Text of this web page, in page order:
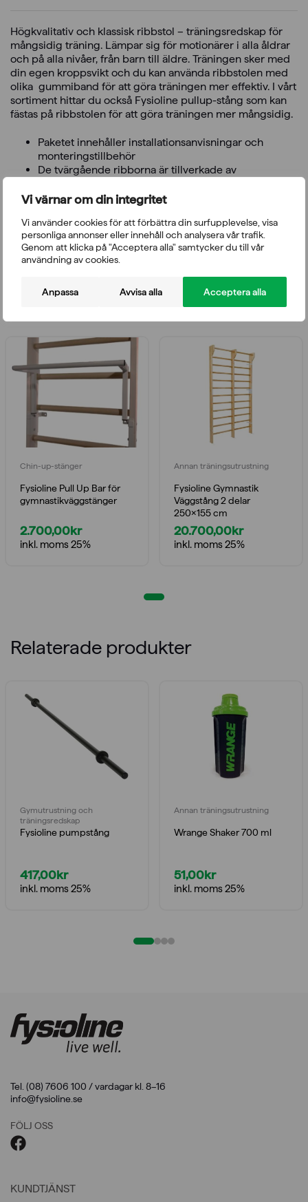
Vi värnar om din integritet
Vi använder cookies för att förbättra din surfupplevelse, visa
personliga annonser eller innehåll och analysera vår trafik.
Genom att klicka på "Acceptera alla" samtycker du till vår
användning av cookies.
Anpassa Avvisa alla Acceptera alla
Högkvalitativ och klassisk ribbstol – träningsredskap för
mångsidig träning. Lämpar sig för motionärer i alla åldrar
och på alla nivåer, från barn till äldre. Träningen sker med
din egen kroppsvikt och du kan använda ribbstolen med
olika gummiband för att göra träningen mer effektiv. I vårt
sortiment hittar du också Fysioline pullup-stång som kan
fästas på ribbstolen för att göra träningen mer mångsidig.
Paketet innehåller installationsanvisningar och
monteringstillbehör
De tvärgående ribborna är tillverkade av
Ribbstolarna har stålhörn för montering på väggen
Om du vill träna muskelkondition, motorik eller tänja finns
det massor av sätt att använda ribbstolar!
Du kanske också gillar
Chin-up-stänger
Fysioline Pull Up Bar för
gymnastikväggstänger
2.700,00kr
inkl. moms 25%
Annan träningsutrustning
Fysioline Gymnastik
Väggstång 2 delar
250×155 cm
20.700,00kr
inkl. moms 25%
Relaterade produkter
Gymutrustning och
träningsredskap
Fysioline pumpstång
417,00kr
inkl. moms 25%
Annan träningsutrustning
Wrange Shaker 700 ml
51,00kr
inkl. moms 25%
Tel. (08) 7606 100 / vardagar kl. 8–16
info@fysioline.se
FÖLJ OSS
KUNDTJÄNST